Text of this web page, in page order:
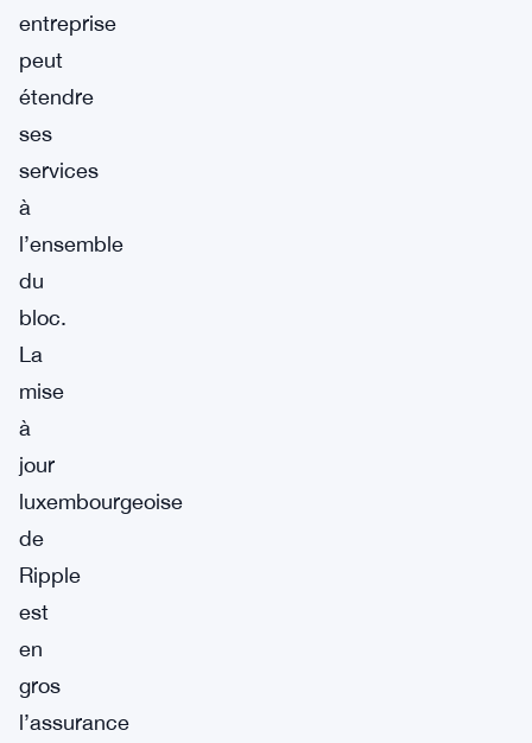
entreprise
peut
étendre
ses
services
à
l’ensemble
du
bloc.
La
mise
à
jour
luxembourgeoise
de
Ripple
est
en
gros
l’assurance